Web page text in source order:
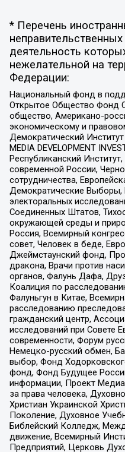
* Перечень
неправительственных
деятельность
нежелательной на
Федерации:
Национальный фонд в
Открытое Общество Фонд
общество, Американо-
экономическому и
Демократический
MEDIA DEVELOPMENT
Республиканский
современной России,
сотрудничества,
Демократические
электоральных
Соединенных Штатов,
окружающей среды и
Россия, Всемирный
совет, Человек в беде,
Джеймстаунский фонд,
дракона, Врачи против
органов, Фалунь Дафа,
Коалиция по
Фалуньгун в Китае,
расследованию
гражданский центр,
исследований при Совете
современности, Форум
Немецко-русский обмен,
выбор, Фонд
фонд, Фонд Будущее
информации, Проект
за права человека,
Христиан Украинской
Поколение, Духовное
Библейский Колледж,
движение, Всемирный
Предприятий, Церковь